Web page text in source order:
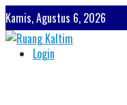
Kamis, Agustus 6, 2026
Login